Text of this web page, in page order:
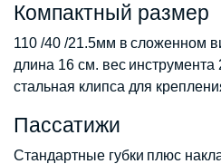
Компактный размер
110 /40 /21.5мм в сложенном
длина 16 см. вес
стальная клипса для
Пассатижи
Стандартные губки плюс